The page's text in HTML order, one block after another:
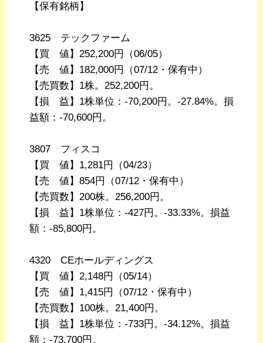
【保有銘柄】
3625 テックファーム
【買 値】252,200円（06/05）
【売 値】182,000円（07/12・保有中）
【売買数】1株。252,200円。
【損 益】1株単位：-70,200円。-27.84%。損
益額：-70,600円。
3807 フィスコ
【買 値】1,281円（04/23）
【売 値】854円（07/12・保有中）
【売買数】200株。256,200円。
【損 益】1株単位：-427円。-33.33%。損益
額：-85,800円。
4320 CEホールディングス
【買 値】2,148円（05/14）
【売 値】1,415円（07/12・保有中）
【売買数】100株。21,400円。
【損 益】1株単位：-733円。-34.12%。損益
額：-73,700円。